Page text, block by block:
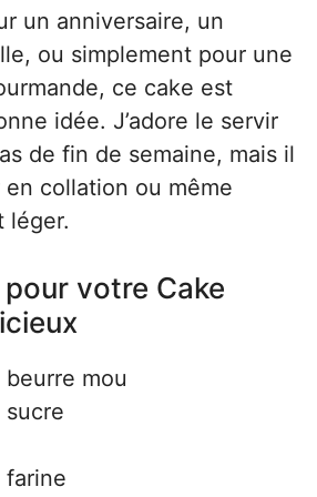
un anniversaire, un
ou simplement pour une
ce cake est
idée. J’adore le servir
de fin de semaine, mais il
collation ou même
léger.
votre Cake
beurre mou
sucre
farine